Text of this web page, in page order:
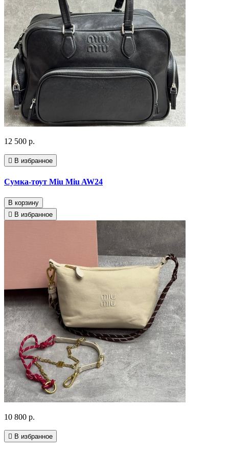
12 500 р.
В избранное
Сумка-тоут Miu Miu AW24
В корзину
В избранное
10 800 р.
В избранное